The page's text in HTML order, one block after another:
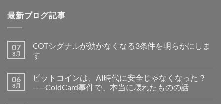
最新ブログ記事
07
8月
COTシグナルが効かなくなる3条件を明らかにしま
す
06
8月
ビットコインは、AI時代に安全じゃなくなった？
——ColdCard事件で、本当に壊れたものの話